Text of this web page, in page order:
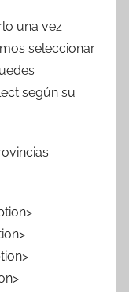
una vez
seleccionar
según su